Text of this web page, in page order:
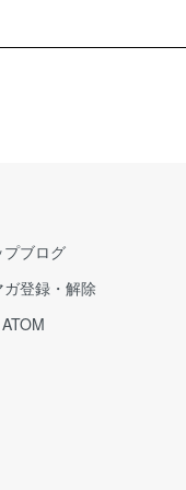
ブログ
登録・解除
ATOM